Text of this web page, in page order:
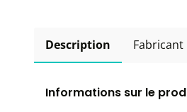
Description Fabricant
Informations sur le